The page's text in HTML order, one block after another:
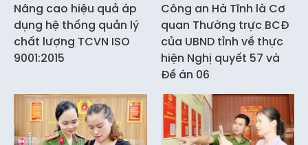
Nâng cao hiệu quả áp
dụng hệ thống quản lý
chất lượng TCVN ISO
9001:2015
Công an Hà Tĩnh là Cơ
quan Thường trực BCĐ
của UBND tỉnh về thực
hiện Nghị quyết 57 và
Đề án 06